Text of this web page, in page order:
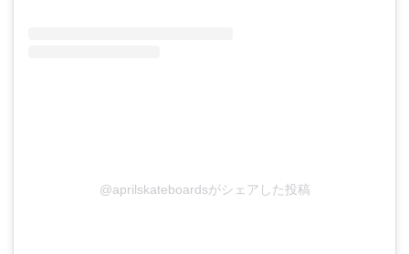
@aprilskateboardsがシェアした投稿